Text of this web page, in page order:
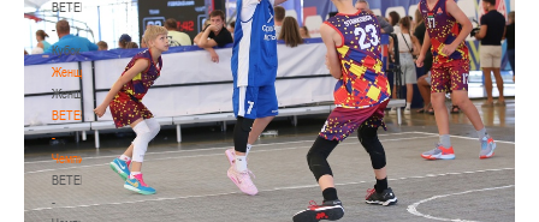
BETERA
-
Кубок
Женщины
Женщины
BETERA
-
Чемпионат
BETERA
-